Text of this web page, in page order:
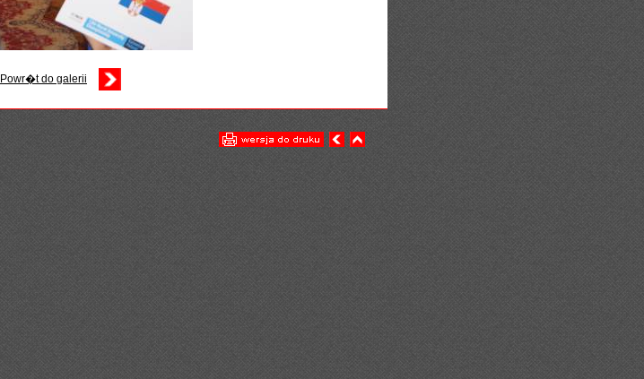
Powr�t do galerii